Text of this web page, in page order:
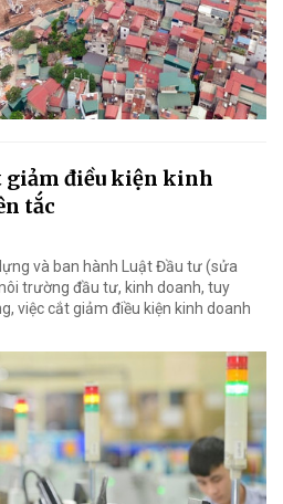
giảm điều kiện kinh
tắc
và ban hành Luật Đầu tư (sửa
trường đầu tư, kinh doanh, tuy
việc cắt giảm điều kiện kinh doanh